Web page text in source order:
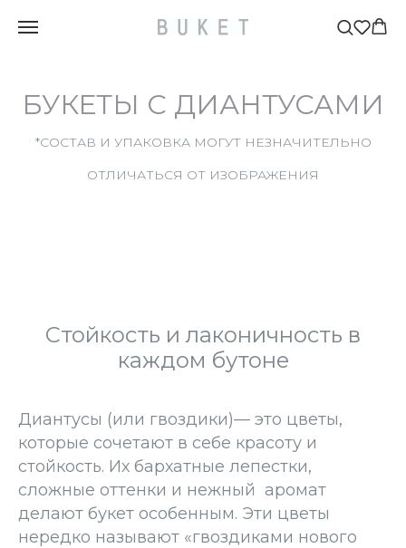
ГЛАВНАЯ КАТАЛОГ » БУКЕТЫ С ДИАНТУСАМИ
БУКЕТЫ С ДИАНТУСАМИ
*СОСТАВ И УПАКОВКА МОГУТ НЕЗНАЧИТЕЛЬНО
ОТЛИЧАТЬСЯ ОТ ИЗОБРАЖЕНИЯ
Стойкость и лаконичность в
каждом бутоне
Диантусы (или гвоздики)— это цветы,
которые сочетают в себе красоту и
стойкость. Их бархатные лепестки,
сложные оттенки и нежный аромат
делают букет особенным. Эти цветы
нередко называют «гвоздиками нового